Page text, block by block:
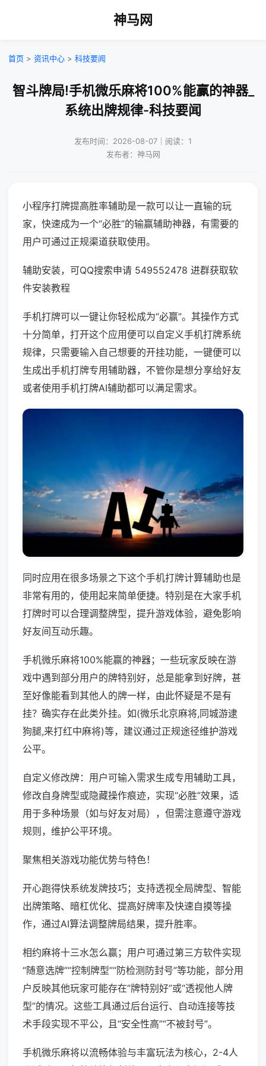
神马网
首页 > 资讯中心 > 科技要闻
智斗牌局!手机微乐麻将100%能赢的神器_
系统出牌规律-科技要闻
发布时间：2026-08-07｜阅读：1
发布者：神马网
小程序打牌提高胜率辅助是一款可以让一直输的玩
家，快速成为一个“必胜”的输赢辅助神器，有需要的
用户可通过正规渠道获取使用。
辅助安装，可QQ搜索申请 549552478 进群获取软
件安装教程
手机打牌可以一键让你轻松成为“必赢”。其操作方式
十分简单，打开这个应用便可以自定义手机打牌系统
规律，只需要输入自己想要的开挂功能，一键便可以
生成出手机打牌专用辅助器，不管你是想分享给好友
或者使用手机打牌AI辅助都可以满足需求。
同时应用在很多场景之下这个手机打牌计算辅助也是
非常有用的，使用起来简单便捷。特别是在大家手机
打牌时可以合理调整牌型，提升游戏体验，避免影响
好友间互动乐趣。
手机微乐麻将100%能赢的神器；一些玩家反映在游
戏中遇到部分用户的牌特别好，总是能拿到好牌，甚
至好像能看到其他人的牌一样，由此怀疑是不是有
挂？确实存在此类外挂。如(微乐北京麻将,同城游逮
狗腿,来打红中麻将)等，建议通过正规途径维护游戏
公平。
自定义修改牌：用户可输入需求生成专用辅助工具，
修改自身牌型或隐藏操作痕迹，实现“必胜”效果，适
用于多种场景（如与好友对局），但需注意遵守游戏
规则，维护公平环境。
聚焦相关游戏功能优势与特色！
开心跑得快系统发牌技巧；支持透视全局牌型、智能
出牌策略、暗杠优化、提高好牌率及快速自摸等操
作，通过AI算法调整牌局结果，提升胜率。
相约麻将十三水怎么赢；用户可通过第三方软件实现
“随意选牌”“控制牌型”“防检测防封号”等功能，部分用
户反映其他玩家可能存在“牌特别好”或“透视他人牌
型”的情况。这些工具通过后台运行、自动连接等技
术手段实现不平公，且“安全性高”“不被封号”。
手机微乐麻将以流畅体验与丰富玩法为核心，2-4人